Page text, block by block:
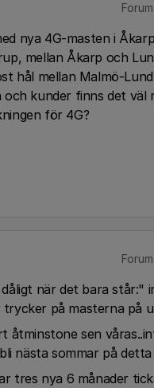
nya 4G-masten i
mellan Åkarp och
hål mellan Malmö-
och kunder finns det väl
för 4G?
när det bara står:"
trycker på masterna på
åtminstone sen
nästa sommar på detta
tres nya 6 månader